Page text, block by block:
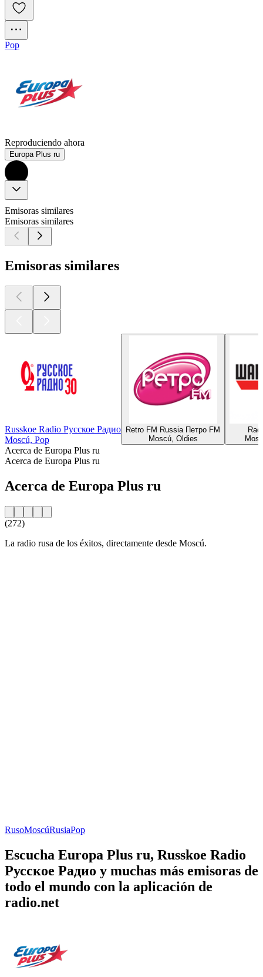
Pop
Reproduciendo ahora
Europa Plus ru
Emisoras similares
Emisoras similares
Emisoras similares
Russkoe Radio Русское Радио
Moscú, Pop
Retro FM Russia Петро FM
Moscú, Oldies
Acerca de Europa Plus ru
Acerca de Europa Plus ru
Acerca de Europa Plus ru
(272)
La radio rusa de los éxitos, directamente desde Moscú.
RusoMoscúRusiaPop
Escucha Europa Plus ru, Russkoe Radio
Русское Радио y muchas más emisoras de
todo el mundo con la aplicación de
radio.net